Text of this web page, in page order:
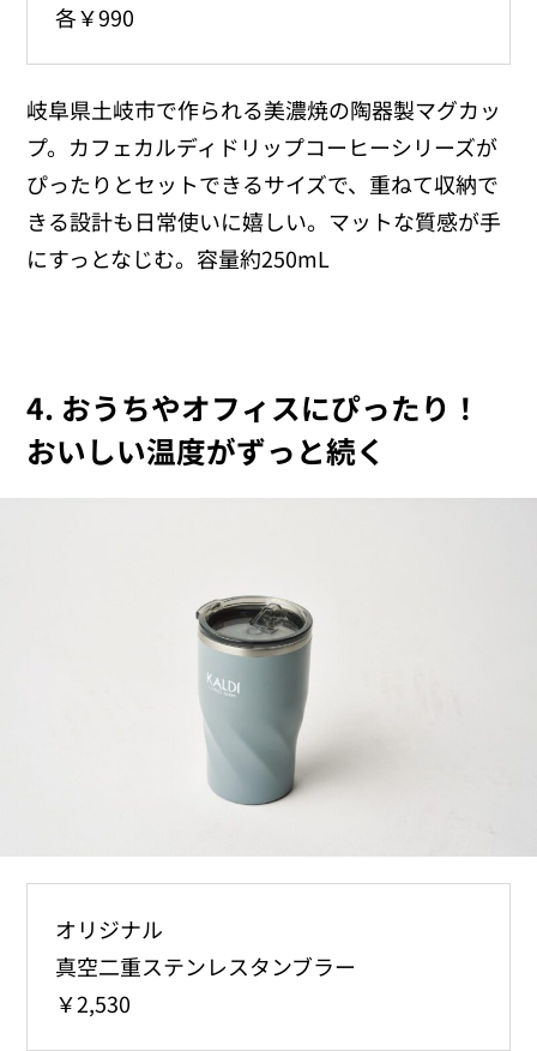
各￥990
岐阜県土岐市で作られる美濃焼の陶器製マグカッ
プ。カフェカルディドリップコーヒーシリーズが
ぴったりとセットできるサイズで、重ねて収納で
きる設計も日常使いに嬉しい。マットな質感が手
にすっとなじむ。容量約250mL
4. おうちやオフィスにぴったり！
おいしい温度がずっと続く
オリジナル
真空二重ステンレスタンブラー
￥2,530